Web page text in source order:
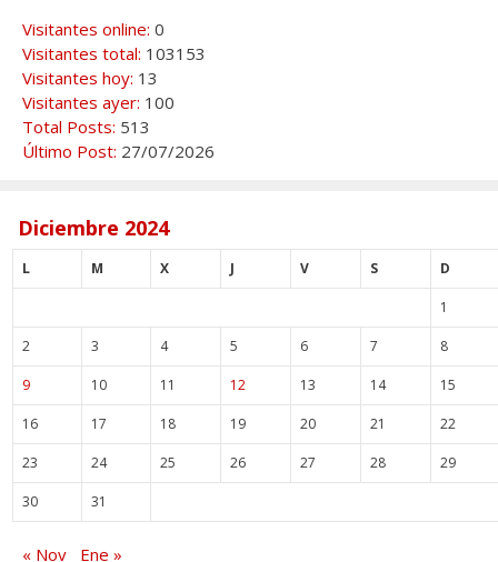
Visitantes online: 0
Visitantes total: 103153
Visitantes hoy: 13
Visitantes ayer: 100
Total Posts: 513
Último Post: 27/07/2026
Diciembre 2024
L M X J V S D
1
2 3 4 5 6 7 8
9 10 11 12 13 14 15
16 17 18 19 20 21 22
23 24 25 26 27 28 29
30 31
« Nov Ene »